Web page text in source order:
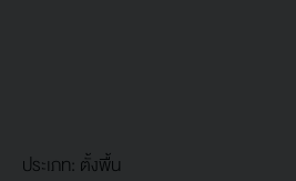
ประเภท: ตั้งพื้น